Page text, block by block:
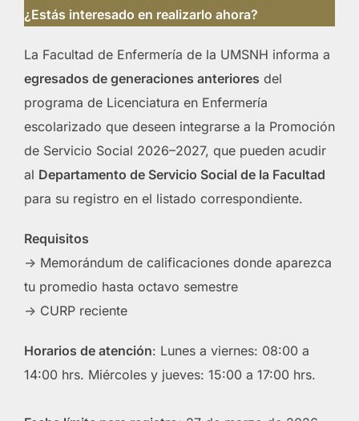
¿Estás interesado en realizarlo ahora?
La Facultad de Enfermería de la UMSNH informa a
egresados de generaciones anteriores del
programa de Licenciatura en Enfermería
escolarizado que deseen integrarse a la Promoción
de Servicio Social 2026–2027, que pueden acudir
al Departamento de Servicio Social de la Facultad
para su registro en el listado correspondiente.
Requisitos
-> Memorándum de calificaciones donde aparezca
tu promedio hasta octavo semestre
-> CURP reciente
Horarios de atención: Lunes a viernes: 08:00 a
14:00 hrs. Miércoles y jueves: 15:00 a 17:00 hrs.